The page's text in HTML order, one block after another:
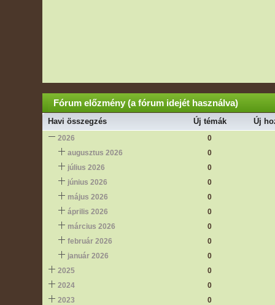
Fórum előzmény (a fórum idejét használva)
Havi összegzés Új témák Új
2026
0
augusztus 2026
0
július 2026
0
június 2026
0
május 2026
0
április 2026
0
március 2026
0
február 2026
0
január 2026
0
2025
0
2024
0
2023
0